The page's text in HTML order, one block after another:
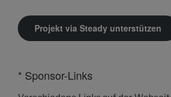
Projekt via Steady unterstützen
* Sponsor-Links